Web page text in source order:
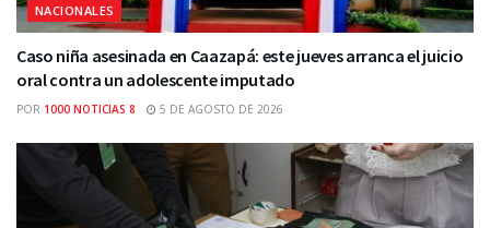
NACIONALES
Caso niña asesinada en Caazapá: este jueves arranca el juicio
oral contra un adolescente imputado
POR 1000 NOTICIAS 8 5 DE AGOSTO DE 2026